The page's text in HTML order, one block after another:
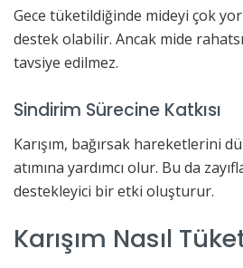
Gece tüketildiğinde mideyi çok
destek olabilir. Ancak mide
tavsiye edilmez.
Sindirim Sürecine Katkısı
Karışım, bağırsak hareketlerini
atımına yardımcı olur. Bu da
destekleyici bir etki oluşturur.
Karışım Nasıl